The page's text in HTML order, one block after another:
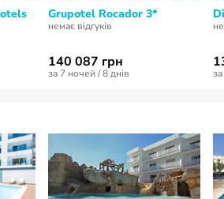
Grupotel Rocador 3*
немає відгуків
140 087 грн
за 7 ночей / 8 днів